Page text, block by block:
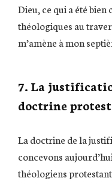
Dieu, ce qui a été
théologiques au
m’amène à mon
7. La
doctrine
La doctrine de la
concevons
théologiens